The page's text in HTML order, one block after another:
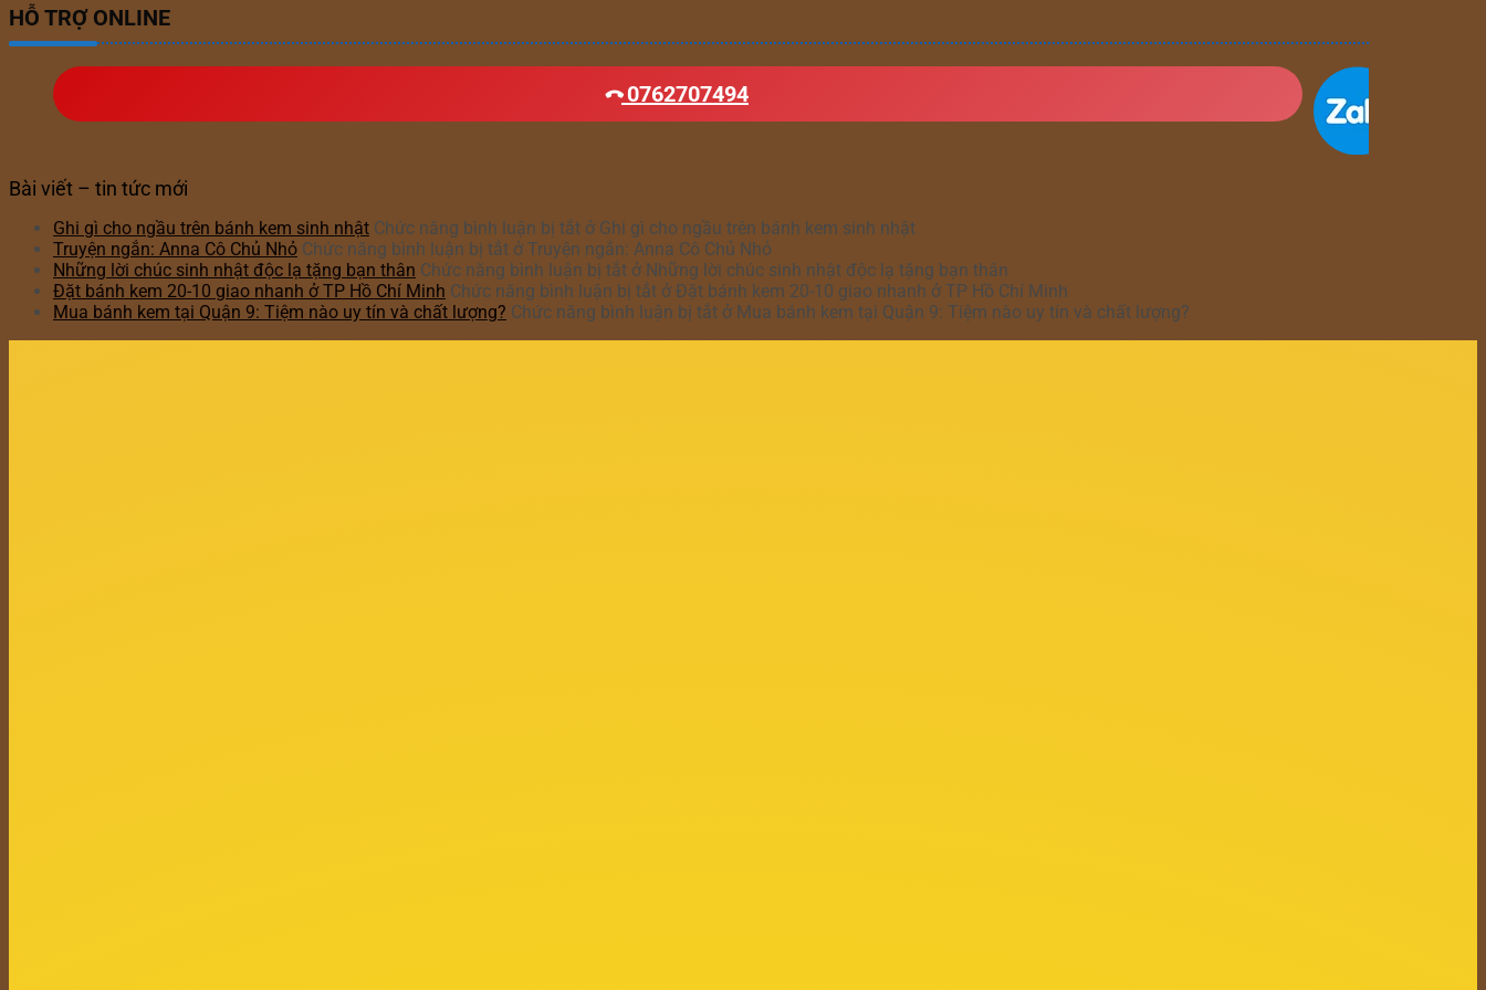
HỖ TRỢ ONLINE
0762707494
Bài viết – tin tức mới
Ghi gì cho ngầu trên bánh kem sinh nhật Chức năng bình luận bị tắt ở Ghi gì cho ngầu trên bánh kem sinh nhật
Truyện ngắn: Anna Cô Chủ Nhỏ Chức năng bình luận bị tắt ở Truyện ngắn: Anna Cô Chủ Nhỏ
Những lời chúc sinh nhật độc lạ tặng bạn thân Chức năng bình luận bị tắt ở Những lời chúc sinh nhật độc lạ tặng bạn thân
Đặt bánh kem 20-10 giao nhanh ở TP Hồ Chí Minh Chức năng bình luận bị tắt ở Đặt bánh kem 20-10 giao nhanh ở TP Hồ Chí Minh
Mua bánh kem tại Quận 9: Tiệm nào uy tín và chất lượng? Chức năng bình luận bị tắt ở Mua bánh kem tại Quận 9: Tiệm nào uy tín và chất lượng?